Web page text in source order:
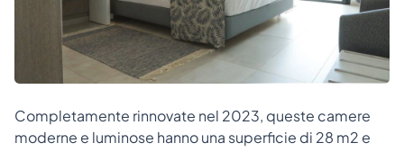
Completamente rinnovate nel 2023, queste camere
moderne e luminose hanno una superficie di 28 m2 e